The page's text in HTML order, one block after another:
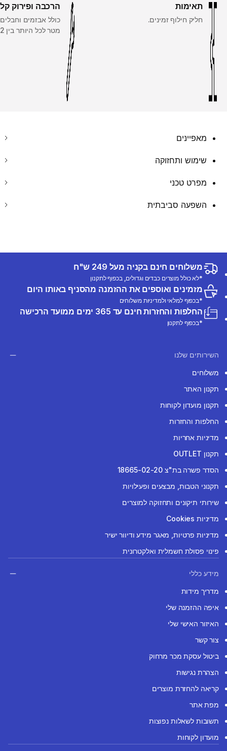
תאימות
חליק חילוף זמינים.
הרכבה ופירוק
מטר לכל היותר בין 2 עצים.
מאפיינים
שימוש ותחזוקה
מפרט טכני
השפעה סביבתית
משלוחים חינם בקניה מעל 249 ש"ח
*לא כולל מוצרים כבדים וגדולים, בכפוף לתקנון
מזמינים ואוספים את ההזמנה מהסניף באותו היום
*בכפוף למלאי ולמדיניות משלוחים
החלפות והחזרות חינם עד 365 ימים ממועד הרכישה
*בכפוף לתקנון
השירותים שלנו
משלוחים
תקנון האתר
תקנון מועדון לקוחות
החלפות והחזרות
מדיניות אחריות
תקנון OUTLET
הסדר פשרה בת"צ 18665-02-20
תקנוני הטבות, מבצעים ופעילויות
שירותי תיקונים ותחזוקה למוצרים
מדיניות Cookies
מדיניות פרטיות, מאגר מידע ודיוור ישיר
פינוי פסולת חשמלית ואלקטרונית
מידע כללי
מדריך מידות
איפה ההזמנה שלי
האיזור האישי שלי
צור קשר
ביטול עסקת מכר מרחוק
הצהרת נגישות
קריאה להחזרת מוצרים
מפת אתר
תשובות לשאלות נפוצות
מועדון לקוחות